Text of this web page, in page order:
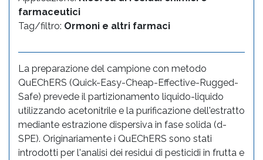
farmaceutici
Tag/filtro: Ormoni e altri farmaci
La preparazione del campione con metodo
QuEChERS (Quick-Easy-Cheap-Effective-Rugged-
Safe) prevede il partizionamento liquido-liquido
utilizzando acetonitrile e la purificazione dell'estratto
mediante estrazione dispersiva in fase solida (d-
SPE). Originariamente i QuEChERS sono stati
introdotti per l'analisi dei residui di pesticidi in frutta e